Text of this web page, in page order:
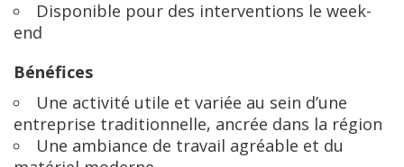
Disponible pour des interventions le week-
end
Bénéfices
Une activité utile et variée au sein d’une
entreprise traditionnelle, ancrée dans la région
Une ambiance de travail agréable et du